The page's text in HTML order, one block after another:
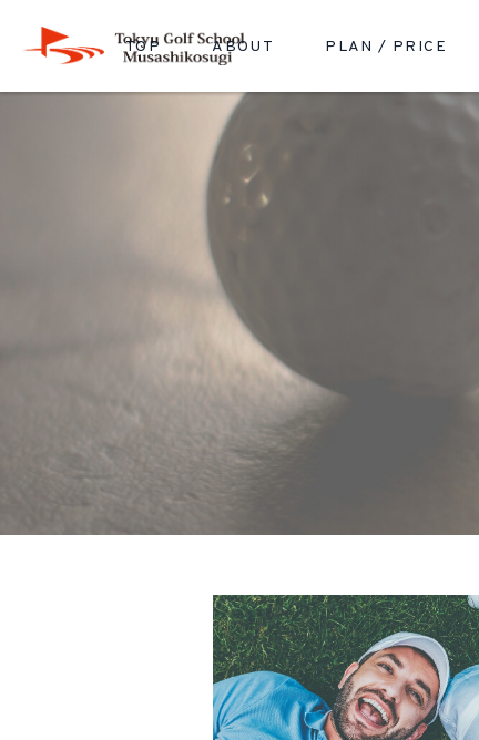
TOP ABOUT PLAN / PRICE